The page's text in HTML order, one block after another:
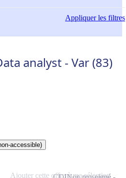
Appliquerles filtres
analyst - Var (83)
accessible)
Ajouter cette offre à ma sélection